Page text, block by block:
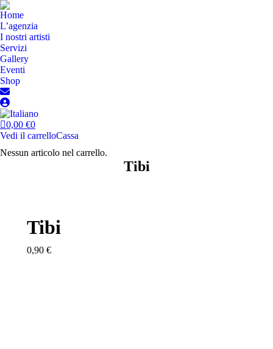
Home
L’agenzia
I nostri artisti
Servizi
Gallery
Eventi
Shop
0,00 €0
Vedi il carrelloCassa
Nessun articolo nel carrello.
Tibi
Tibi
0,90 €